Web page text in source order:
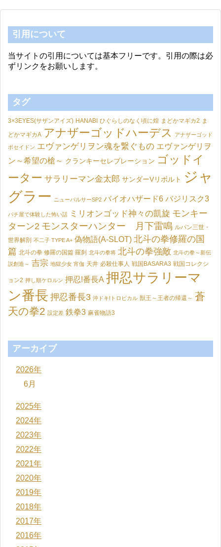
引用について
当サイトの引用については基本フリーです。引用の際は必
ずリンクをお願いします。
タグ
3×3EYES(サザンアイズ) HANABI ひぐらしのなく頃に煌 まどかマギカ2 ま
どかマギカA アナザーゴッドハーデス アナザーゴッド
ポセイドン エヴァンゲリヲン魂を繋ぐもの エヴァンゲリヲ
ン～希望の槍～ クランキーセレブレーション ゴッドイ
ーター サラリーマン金太郎 サンダーVリボルト
ジャ
グラー
ニューパルサーSP2 バイオハザード6 バジリスク3
パチ屋で体験した怖い話 ミリオンゴッド神々の凱旋 モンキー
ターン2 モンスターハンター 月下雷鳴 ルパン三世・
世界解剖 不二子 TYPE A+ 偽物語(A-SLOT) 北斗の拳修羅の国
篇 北斗の拳 修羅の国篇 羅刹 北斗の拳将 北斗の拳強敵 北斗の拳～新伝
説創造～ 吉宗 地獄少女 宵伽 天井 必殺仕事人 戦国BASARA3 戦国コレクシ
ョン2 押し順ケロルン 押忍!番長A 押忍サラリーマ
ン番長 押忍番長3 沖ドキ!トロピカル 獣王～王者の帰還～ 蒼
天の拳2 設定差 鉄拳3 麻雀物語3
アーカイブ
2026年
6月
2025年
2024年
2023年
2022年
2021年
2020年
2019年
2018年
2017年
2016年